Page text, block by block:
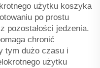
użytku koszyka
po prostu
pozostałości jedzenia.
chronić
tym dużo czasu i
użytku